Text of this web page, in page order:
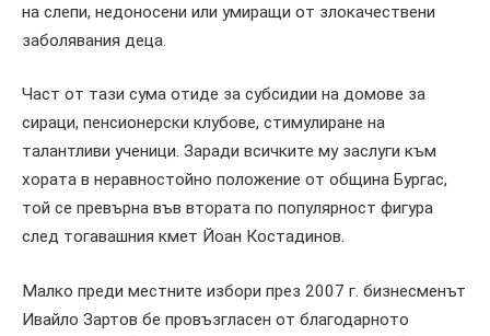
на слепи, недоносени или умиращи от злокачествени
заболявания деца.
Част от тази сума отиде за субсидии на домове за
сираци, пенсионерски клубове, стимулиране на
талантливи ученици. Заради всичките му заслуги към
хората в неравностойно положение от община Бургас,
той се превърна във втората по популярност фигура
след тогавашния кмет Йоан Костадинов.
Малко преди местните избори през 2007 г. бизнесменът
Ивайло Зартов бе провъзгласен от благодарното